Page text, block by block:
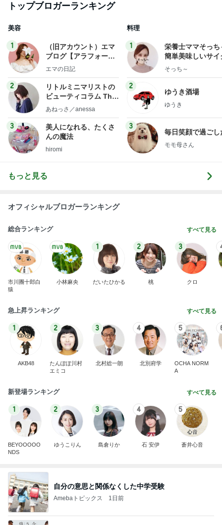
トップブロガーランキング
美容
1
（旧アカウント）エマ
ブログ【アラフォー会
社売却セカンドライ
エマの日記
2
リトルミニマリストの
ビューティコラム The
little minimalist's bea
あねっさ／anessa
3
美人になれる、たくさ
んの魔法
hiromi
料理
1
栄養士ママそっち
簡単美味しいサイ
献立
そっち～
2
ゆうき酒場
ゆうき
3
毎日笑顔で過ごし
モモ母さん
もっと見る
オフィシャルブロガーランキング
総合ランキング すべて見る
市川團十郎白
猿
小林麻央
1
だいたひかる
2
桃
3
クロ
急上昇ランキング すべて見る
1
AKB48
2
たんぽぽ川村
エミコ
3
北村総一朗
4
北別府学
5
OCHA NORM
A
新登場ランキング すべて見る
1
BEYOOOOO
NDS
2
ゆうこりん
3
島倉りか
4
石 安伊
5
蒼井心音
自分の意思と関係なくした中学受験
Amebaトピックス 1日前